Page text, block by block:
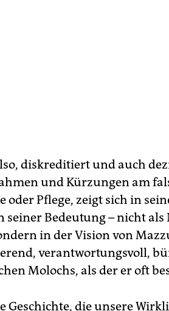
diskreditiert und auch
und Kürzungen am
oder Pflege, zeigt sich in
seiner Bedeutung – nicht
in der Vision von
verantwortungsvoll,
Molochs, als der er oft
Geschichte, die unsere